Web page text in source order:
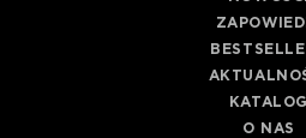
KATALOG
O NAS